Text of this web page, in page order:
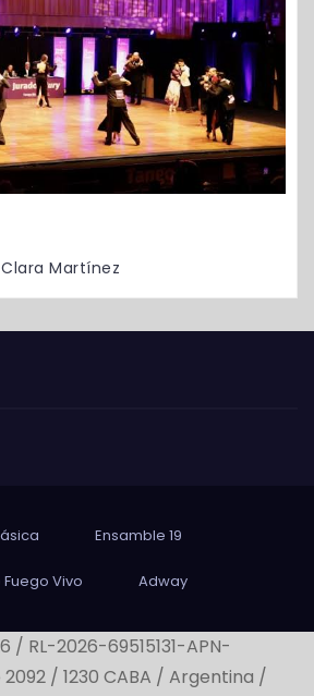
Clara Martínez
Ensamble 19
Vivo Adway
/ RL-2026-69515131-APN-
2092 / 1230 CABA / Argentina /